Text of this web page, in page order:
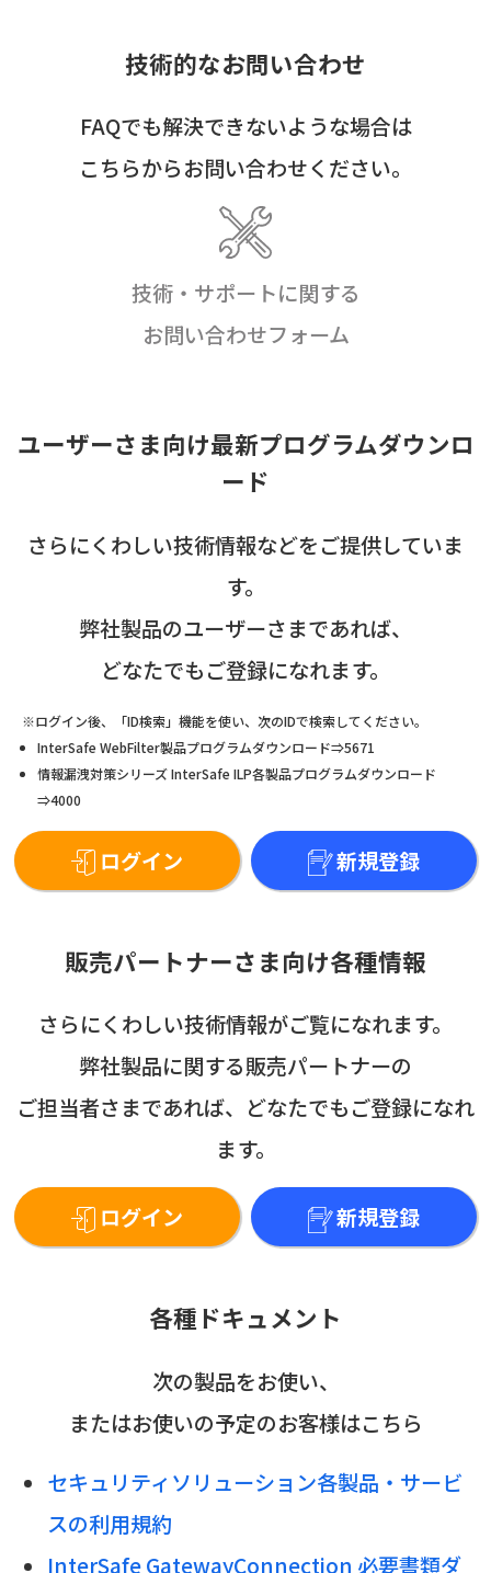
技術的なお問い合わせ
FAQでも解決できないような場合は
こちらからお問い合わせください。
技術・サポートに関する
お問い合わせフォーム
ユーザーさま向け最新プログラムダウンロ
ード
さらにくわしい技術情報などをご提供していま
す。
弊社製品のユーザーさまであれば、
どなたでもご登録になれます。
※ログイン後、「ID検索」機能を使い、次のIDで検索してください。
InterSafe WebFilter製品プログラムダウンロード⇒5671
情報漏洩対策シリーズ InterSafe ILP各製品プログラムダウンロード
⇒4000
ログイン 新規登録
販売パートナーさま向け各種情報
さらにくわしい技術情報がご覧になれます。
弊社製品に関する販売パートナーの
ご担当者さまであれば、どなたでもご登録になれ
ます。
ログイン 新規登録
各種ドキュメント
次の製品をお使い、
またはお使いの予定のお客様はこちら
セキュリティソリューション各製品・サービ
スの利用規約
InterSafe GatewayConnection 必要書類ダ